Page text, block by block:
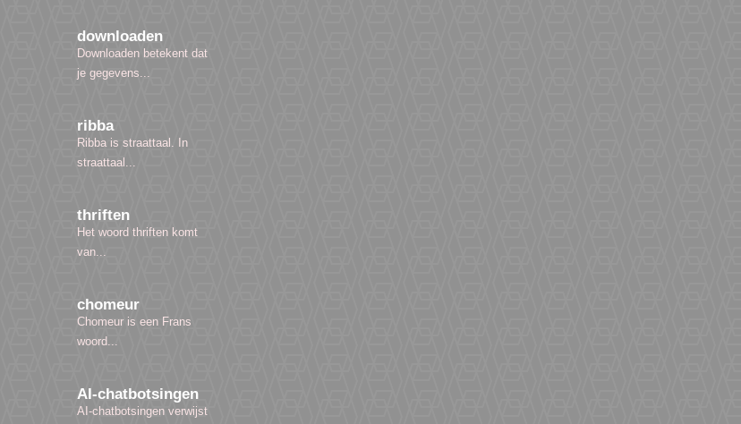
downloaden
Downloaden betekent dat
je gegevens...
ribba
Ribba is straattaal. In
straattaal...
thriften
Het woord thriften komt
van...
chomeur
Chomeur is een Frans
woord...
AI-chatbotsingen
AI-chatbotsingen verwijst